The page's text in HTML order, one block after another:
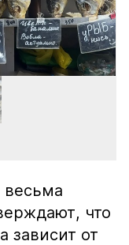
весьма
что
зависит от